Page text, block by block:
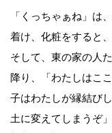
「くっちゃぁね」は
着け、化粧をすると
そして、東の家の人
降り、「わたしはこ
子はわたしが縁結び
土に変えてしまうぞ